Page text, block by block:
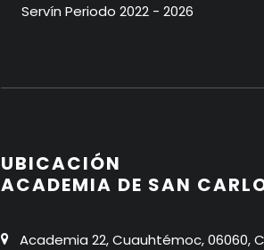
Servín Periodo 2022 - 2026
UBICACIÓN
ACADEMIA DE SAN
Academia 22, Cuauhtémoc, 06060,